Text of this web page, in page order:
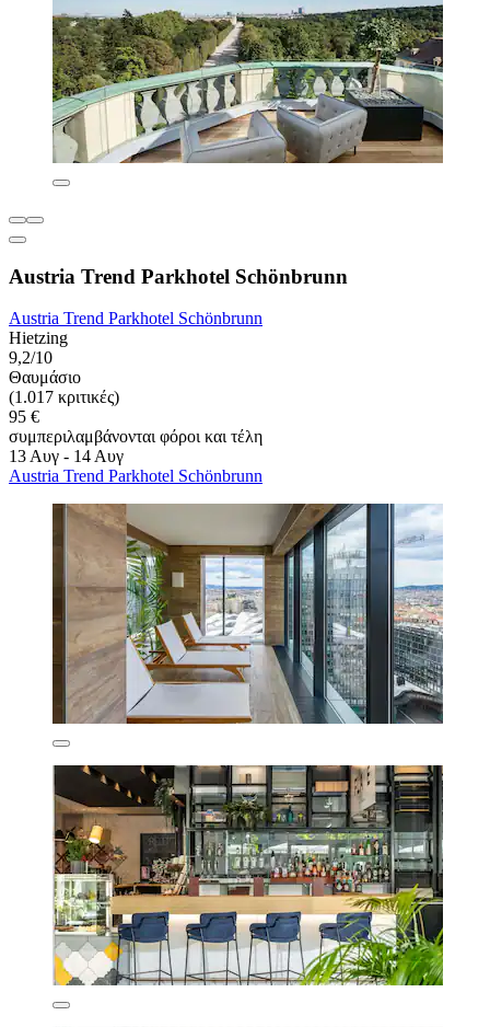
Austria Trend Parkhotel Schönbrunn
Austria Trend Parkhotel Schönbrunn
Hietzing
9,2/10
Θαυμάσιο
(1.017 κριτικές)
95 €
συμπεριλαμβάνονται φόροι και τέλη
13 Αυγ - 14 Αυγ
Austria Trend Parkhotel Schönbrunn